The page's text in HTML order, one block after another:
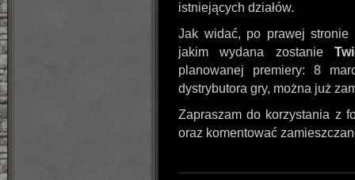
istniejących działów.
Jak widać, po prawej stronie
jakim wydana zostanie
planowanej premiery: 8
dystrybutora gry, można już
Zapraszam do korzystania z
oraz komentować